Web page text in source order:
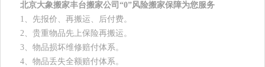
北京大象搬家丰台搬家公司“0”风险搬家保障为您服务
1、先报价、再搬运、后付费。
2、贵重物品先上保险再搬运。
3、物品损坏维修赔付体系。
4、物品丢失全额赔付体系。